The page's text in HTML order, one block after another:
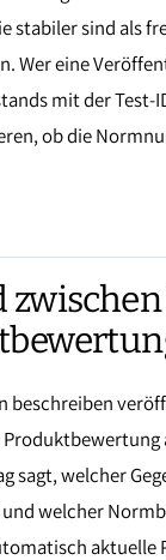
stabiler sind als
Wer eine
mit der Test-
ob die
beschreiben
sagt, welcher
welcher
aktuelle